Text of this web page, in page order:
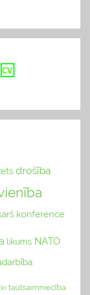
drošība
konference
likums NATO
tautsaimniecība